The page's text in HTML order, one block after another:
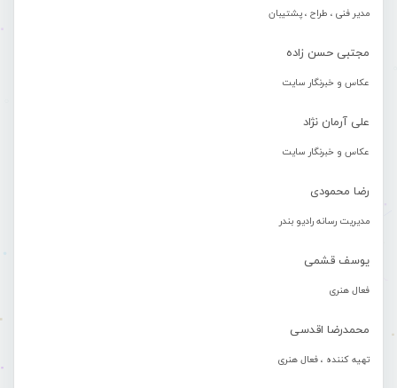
مدیر فنی ، طراح ، پشتیبان
مجتبی حسن زاده
عکاس و خبرنگار سایت
علی آرمان نژاد
عکاس و خبرنگار سایت
رضا محمودی
مدیریت رسانه رادیو بندر
یوسف قشمی
فعال هنری
محمدرضا اقدسی
تهیه کننده ، فعال هنری